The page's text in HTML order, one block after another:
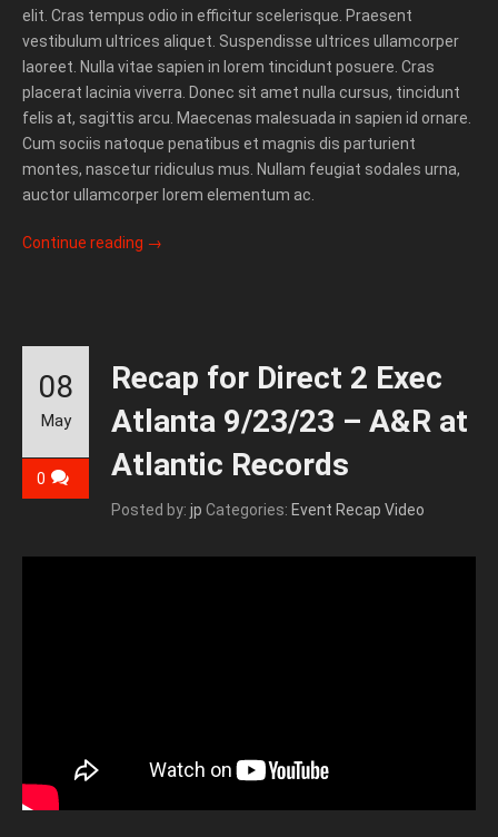
elit. Cras tempus odio in efficitur scelerisque. Praesent
vestibulum ultrices aliquet. Suspendisse ultrices ullamcorper
laoreet. Nulla vitae sapien in lorem tincidunt posuere. Cras
placerat lacinia viverra. Donec sit amet nulla cursus, tincidunt
felis at, sagittis arcu. Maecenas malesuada in sapien id ornare.
Cum sociis natoque penatibus et magnis dis parturient
montes, nascetur ridiculus mus. Nullam feugiat sodales urna,
auctor ullamcorper lorem elementum ac.
Continue reading →
Recap for Direct 2 Exec
Atlanta 9/23/23 – A&R at
Atlantic Records
Posted by: jp Categories: Event Recap Video
08
May
0